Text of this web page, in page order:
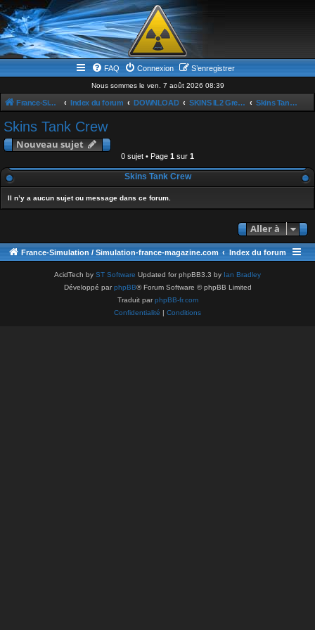
FAQ Connexion S’enregistrer
Nous sommes le ven. 7 août 2026 08:39
France-Simulation / Simulation-france-magazine.com Index du forum DOWNLOAD SKINS IL2 Great Baattle Skins Tank Crew
Skins Tank Crew
Nouveau sujet
0 sujet • Page 1 sur 1
Skins Tank Crew
Il n’y a aucun sujet ou message dans ce forum.
Aller à
France-Simulation / Simulation-france-magazine.com Index du forum
AcidTech by ST Software Updated for phpBB3.3 by Ian Bradley
Développé parphpBB® Forum Software © phpBB Limited
Traduit parphpBB-fr.com
Confidentialité | Conditions